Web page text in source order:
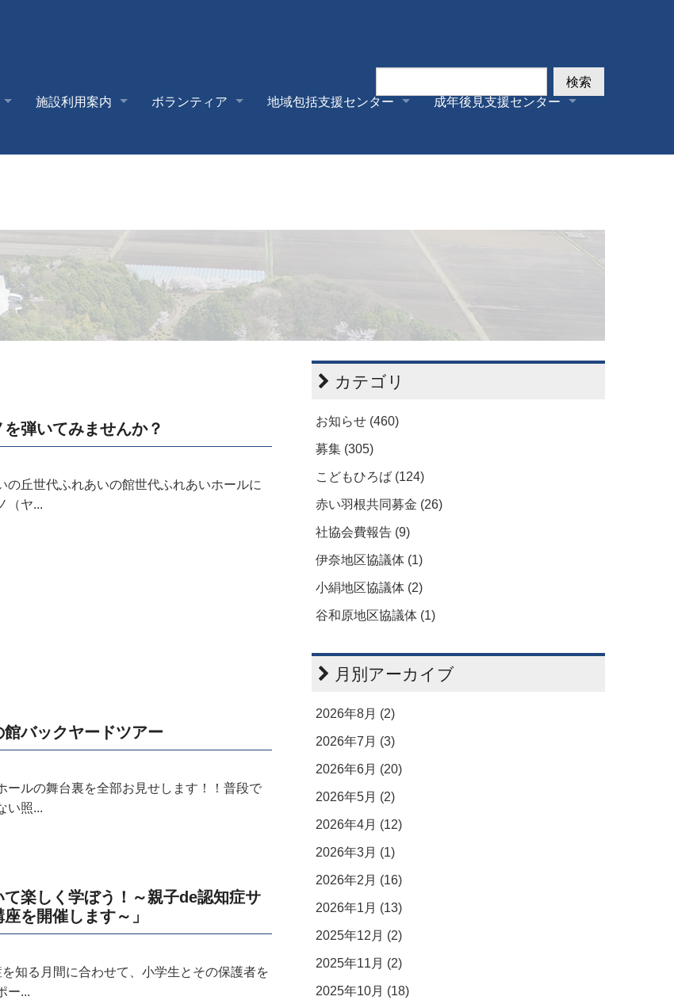
施設利用案内 ボランティア 地域包括支援センター
成年後見支援センター
検索
弾いてみませんか？
の丘世代ふれあいの館世代ふれあいホールに
（ヤ...
バックヤードツアー
ールの舞台裏を全部お見せします！！普段で
い照...
て楽しく学ぼう！～親子de認知症サ
を開催します～」
知る月間に合わせて、小学生とその保護者を
ー...
カテゴリ
お知らせ (460)
募集 (305)
こどもひろば (124)
赤い羽根共同募金 (26)
社協会費報告 (9)
伊奈地区協議体 (1)
小絹地区協議体 (2)
谷和原地区協議体 (1)
月別アーカイブ
2026年8月 (2)
2026年7月 (3)
2026年6月 (20)
2026年5月 (2)
2026年4月 (12)
2026年3月 (1)
2026年2月 (16)
2026年1月 (13)
2025年12月 (2)
2025年11月 (2)
2025年10月 (18)